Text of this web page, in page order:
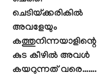
ചെടിയ്‌ക്കരികിൽ
അവളേയും
കത്തുനിന്നയാളിന്റെ
കുട കീഴിൽ അവൾ
കയറുന്നത് വരെ…….